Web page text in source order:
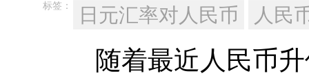
标签： 日元汇率对人民币 人民
随着最近人民币升